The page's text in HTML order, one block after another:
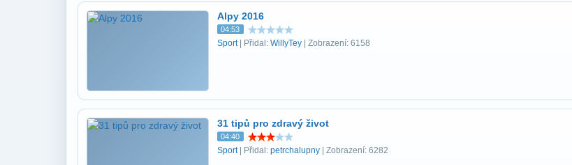
Alpy 2016
04:53
Sport| Přidal: WillyTey | Zobrazení: 6158
31 tipů pro zdravý život
04:40
Sport| Přidal: petrchalupny | Zobrazení: 6282